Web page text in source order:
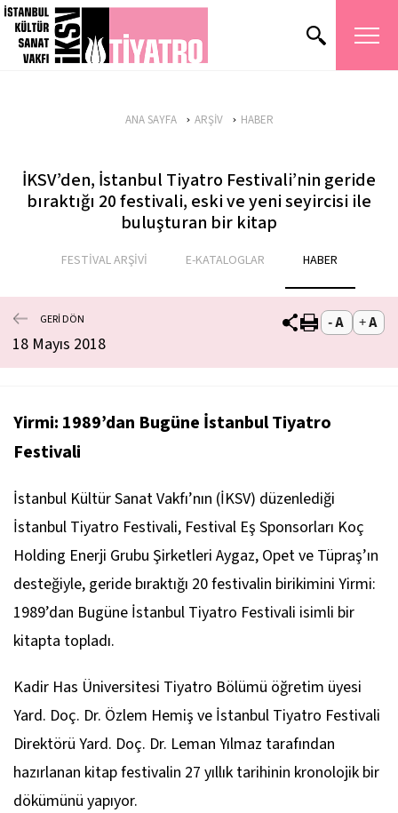
ANA SAYFA ARŞİV HABER
İKSV’den, İstanbul Tiyatro Festivali’nin geride
bıraktığı 20 festivali, eski ve yeni seyircisi ile
buluşturan bir kitap
FESTİVAL ARŞİVİ E-KATALOGLAR HABER
GERİ DÖN
18 Mayıs 2018
Yirmi: 1989’dan Bugüne İstanbul Tiyatro
Festivali
İstanbul Kültür Sanat Vakfı’nın (İKSV) düzenlediği
İstanbul Tiyatro Festivali, Festival Eş Sponsorları Koç
Holding Enerji Grubu Şirketleri Aygaz, Opet ve Tüpraş’ın
desteğiyle, geride bıraktığı 20 festivalin birikimini Yirmi:
1989’dan Bugüne İstanbul Tiyatro Festivali isimli bir
kitapta topladı.
Kadir Has Üniversitesi Tiyatro Bölümü öğretim üyesi
Yard. Doç. Dr. Özlem Hemiş ve İstanbul Tiyatro Festivali
Direktörü Yard. Doç. Dr. Leman Yılmaz tarafından
hazırlanan kitap festivalin 27 yıllık tarihinin kronolojik bir
dökümünü yapıyor.